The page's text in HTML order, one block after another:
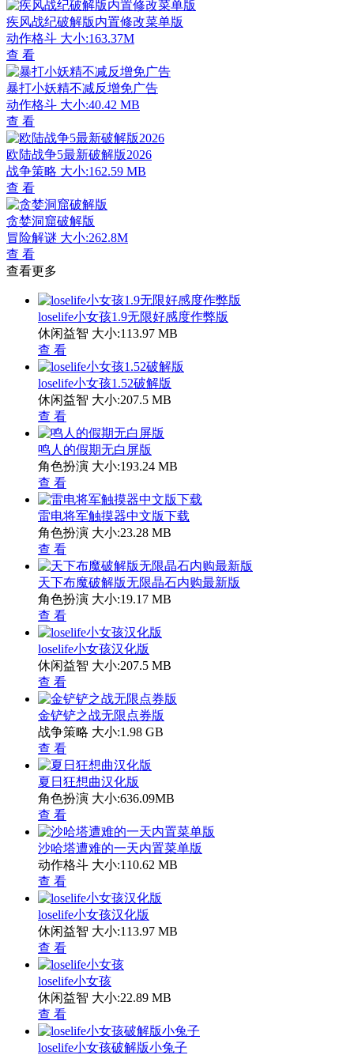
疾风战纪破解版内置修改菜单版
动作格斗 大小:163.37M
查 看
暴打小妖精不减反增免广告
动作格斗 大小:40.42 MB
查 看
欧陆战争5最新破解版2026
战争策略 大小:162.59 MB
查 看
贪婪洞窟破解版
冒险解谜 大小:262.8M
查 看
查看更多
loselife小女孩1.9无限好感度作弊版
休闲益智 大小:113.97 MB
查 看
loselife小女孩1.52破解版
休闲益智 大小:207.5 MB
查 看
鸣人的假期无白屏版
角色扮演 大小:193.24 MB
查 看
雷电将军触摸器中文版下载
角色扮演 大小:23.28 MB
查 看
天下布魔破解版无限晶石内购最新版
角色扮演 大小:19.17 MB
查 看
loselife小女孩汉化版
休闲益智 大小:207.5 MB
查 看
金铲铲之战无限点券版
战争策略 大小:1.98 GB
查 看
夏日狂想曲汉化版
角色扮演 大小:636.09MB
查 看
沙哈塔遭难的一天内置菜单版
动作格斗 大小:110.62 MB
查 看
loselife小女孩汉化版
休闲益智 大小:113.97 MB
查 看
loselife小女孩
休闲益智 大小:22.89 MB
查 看
loselife小女孩破解版小兔子